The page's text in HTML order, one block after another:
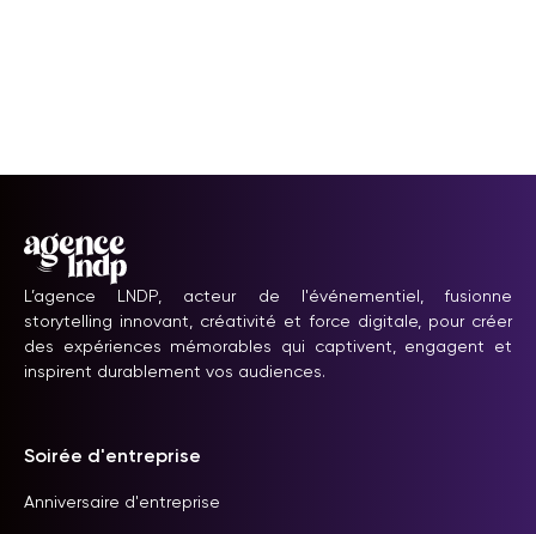
L’agence LNDP, acteur de l'événementiel, fusionne
storytelling innovant, créativité et force digitale, pour créer
des expériences mémorables qui captivent, engagent et
inspirent durablement vos audiences.
Soirée d'entreprise
Anniversaire d'entreprise